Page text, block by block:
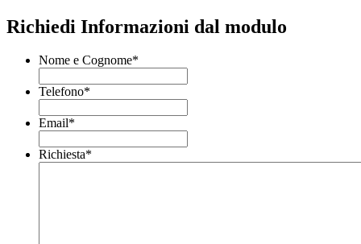
Richiedi Informazioni dal modulo
Nome e Cognome*
Telefono*
Email*
Richiesta*